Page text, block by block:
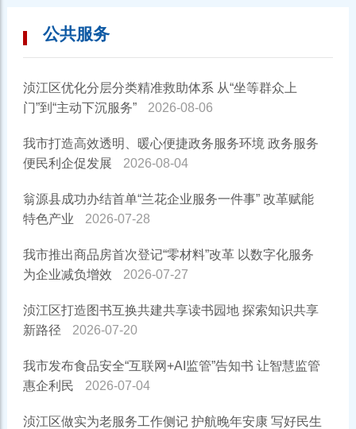
公共服务
浈江区优化分层分类精准救助体系 从“坐等群众上
门”到“主动下沉服务”
2026-08-06
我市打造高效透明、暖心便捷政务服务环境 政务服务
便民利企促发展
2026-08-04
翁源县成功办结首单“兰花企业服务一件事” 改革赋能
特色产业
2026-07-28
我市推出商品房首次登记“零材料”改革 以数字化服务
为企业减负增效
2026-07-27
浈江区打造图书互换共建共享读书园地 探索知识共享
新路径
2026-07-20
我市发布食品安全“互联网+AI监管”告知书 让智慧监管
惠企利民
2026-07-04
浈江区做实为老服务工作侧记 护航晚年安康 写好民生